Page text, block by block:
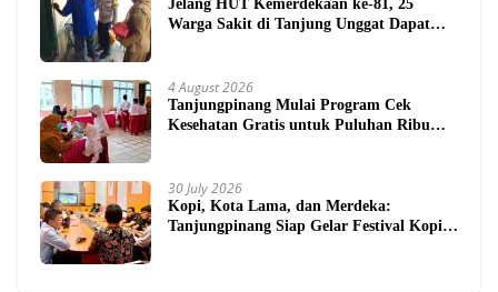
Jelang HUT Kemerdekaan ke-81, 25
Warga Sakit di Tanjung Unggat Dapat
4 August 2026
Tanjungpinang Mulai Program Cek
Kesehatan Gratis untuk Puluhan Ribu
30 July 2026
Kopi, Kota Lama, dan Merdeka:
Tanjungpinang Siap Gelar Festival Kopi